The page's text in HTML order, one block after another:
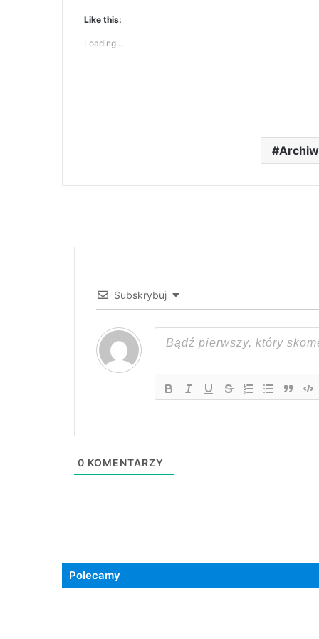
Like this:
Loading...
Subskrybuj
0 KOMENTARZY
Polecamy